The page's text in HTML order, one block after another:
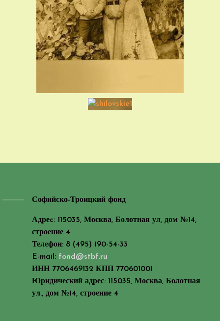
Софийско-Троицкий фонд
Адреc: 115035, Москва, Болотная ул, дом №14,
строение 4
Телефон: 8 (495) 190-54-33
E-mail: fond@stbf.ru
ИНН 7706469132 КПП 770601001
Юридический адрес: 115035, Москва, Болотная
ул., дом №14, строение 4